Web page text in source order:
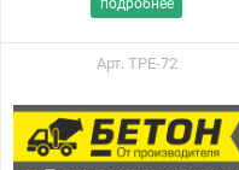
подробнее
Арт. ТРЕ-72